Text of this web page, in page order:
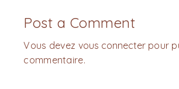
Post a Comment
Vous devez vous connecterpour
commentaire.